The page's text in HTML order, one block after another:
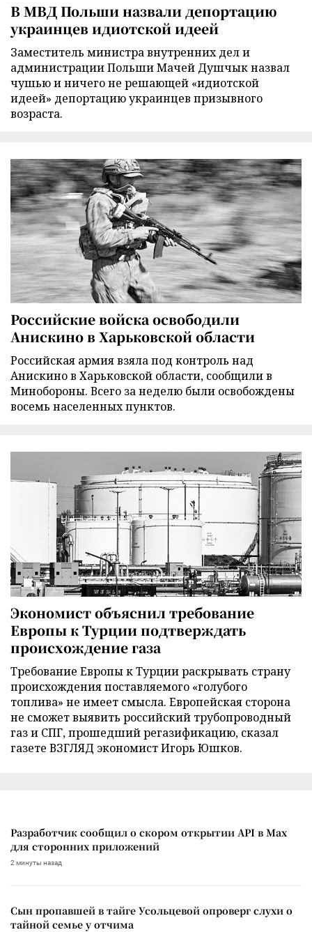
В МВД Польши назвали депортацию
украинцев идиотской идеей
Заместитель министра внутренних дел и
администрации Польши Мачей Душчык назвал
чушью и ничего не решающей «идиотской
идеей» депортацию украинцев призывного
возраста.
Российские войска освободили
Анискино в Харьковской области
Российская армия взяла под контроль над
Анискино в Харьковской области, сообщили в
Минобороны. Всего за неделю были освобождены
восемь населенных пунктов.
Экономист объяснил требование
Европы к Турции подтверждать
происхождение газа
Требование Европы к Турции раскрывать страну
происхождения поставляемого «голубого
топлива» не имеет смысла. Европейская сторона
не сможет выявить российский трубопроводный
газ и СПГ, прошедший регазификацию, сказал
газете ВЗГЛЯД экономист Игорь Юшков.
Разработчик сообщил о скором открытии API в Max
для сторонних приложений
2 минуты назад
Сын пропавшей в тайге Усольцевой опроверг слухи о
тайной семье у отчима